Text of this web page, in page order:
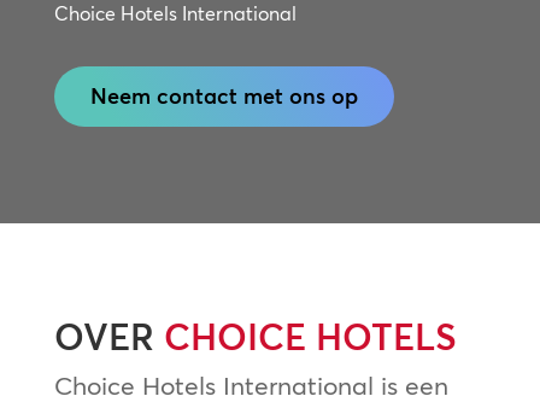
Choice Hotels International
Neem contact met ons op
OVER CHOICE HOTELS
Choice Hotels International is een